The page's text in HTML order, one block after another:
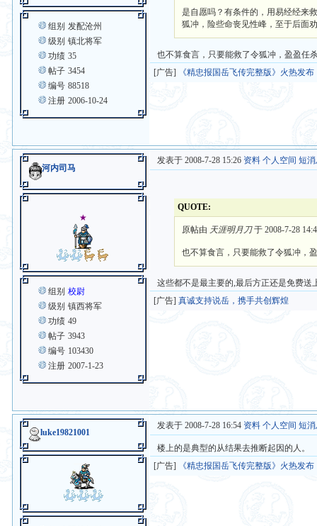
组别 发配沧州
级别 镇北将军
功绩 35
帖子 3454
编号 88518
注册 2006-10-24
是自愿吗？有条件的，用易经经来
狐冲，险些命丧见性峰，至于后面
也不算食言，只要能救了令狐冲，盈盈任
[广告]
《精忠报国岳飞传完整版》火热发布
河内司马
★
组别 校尉
级别 镇西将军
功绩 49
帖子 3943
编号 103430
注册 2007-1-23
发表于 2008-7-28 15:26 资料 个人空间 短
QUOTE:
原帖由 天涯明月刀于 2008-7-28
也不算食言，只要能救了令狐冲，
这些都不是最主要的,最后方正还是免费
[广告]真诚支持说岳，携手共创辉煌
luke19821001
发表于 2008-7-28 16:54 资料 个人空间 短
楼上的是典型的从结果去推断起因的人。
[广告]
《精忠报国岳飞传完整版》火热发布